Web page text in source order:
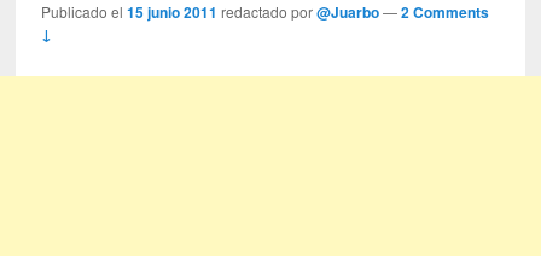
Publicado el15 junio 2011 redactado por@Juarbo —2 Comments
↓